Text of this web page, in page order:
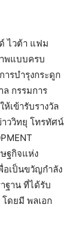
ไวต้า แฟม
พแบบครบ
รบำรุงกระดูก
กรรมการ
เข้ารับรางวัล
าววิทยุ โทรทัศน์
ฐกิจแห่ง
อเป็นขวัญกำลัง
ฐาน ที่ได้รับ
ดยมี พลเอก